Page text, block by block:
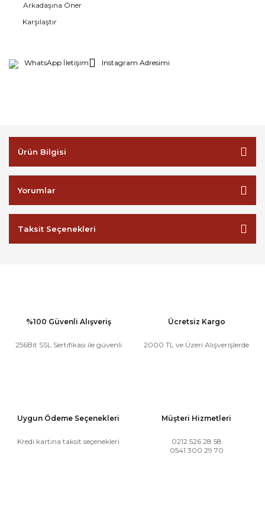
Arkadaşına Öner
Karşılaştır
WhatsApp İletişim Instagram Adresimi
Ürün Bilgisi
Yorumlar
Taksit Seçenekleri
%100 Güvenli Alışveriş
256Bit SSL Sertifikası ile güvenli
Ücretsiz Kargo
2000 TL ve Üzeri Alışverişlerde
Uygun Ödeme Seçenekleri
Kredi kartına taksit seçenekleri
Müşteri Hizmetleri
0212 526 28 58
0541 300 29 70